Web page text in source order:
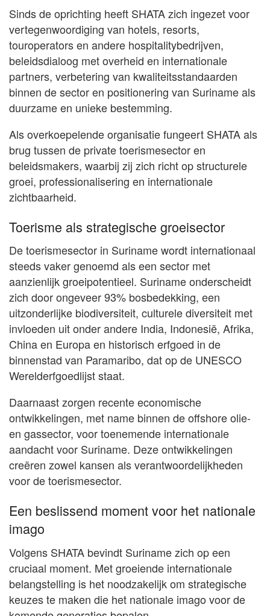
Sinds de oprichting heeft SHATA zich ingezet voor
vertegenwoordiging van hotels, resorts,
touroperators en andere hospitalitybedrijven,
beleidsdialoog met overheid en internationale
partners, verbetering van kwaliteitsstandaarden
binnen de sector en positionering van Suriname als
duurzame en unieke bestemming.
Als overkoepelende organisatie fungeert SHATA als
brug tussen de private toerismesector en
beleidsmakers, waarbij zij zich richt op structurele
groei, professionalisering en internationale
zichtbaarheid.
Toerisme als strategische groeisector
De toerismesector in Suriname wordt internationaal
steeds vaker genoemd als een sector met
aanzienlijk groeipotentieel. Suriname onderscheidt
zich door ongeveer 93% bosbedekking, een
uitzonderlijke biodiversiteit, culturele diversiteit met
invloeden uit onder andere India, Indonesië, Afrika,
China en Europa en historisch erfgoed in de
binnenstad van Paramaribo, dat op de UNESCO
Werelderfgoedlijst staat.
Daarnaast zorgen recente economische
ontwikkelingen, met name binnen de offshore olie-
en gassector, voor toenemende internationale
aandacht voor Suriname. Deze ontwikkelingen
creëren zowel kansen als verantwoordelijkheden
voor de toerismesector.
Een beslissend moment voor het nationale
imago
Volgens SHATA bevindt Suriname zich op een
cruciaal moment. Met groeiende internationale
belangstelling is het noodzakelijk om strategische
keuzes te maken die het nationale imago voor de